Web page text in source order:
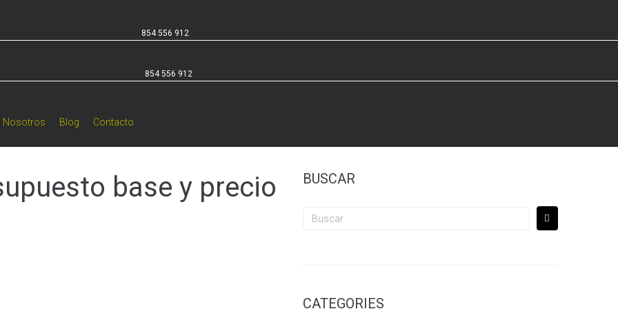
854 556 912
854 556 912
Nosotros Blog Contacto
base y precio
BUSCAR
Buscar
CATEGORIES